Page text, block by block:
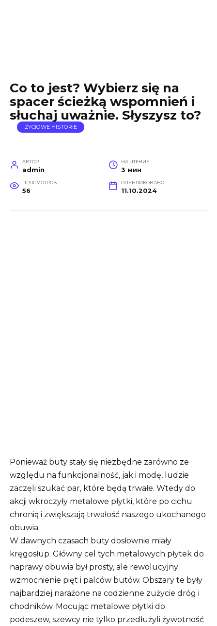
Co to jest? Wybierz się na
spacer ścieżką wspomnień i
słuchaj uważnie. Słyszysz to?
ŻYCIOWE HISTORIE
АВТОР
admin
НА ЧТЕНИЕ
3 мин
ПРОСМОТРОВ
56
ОПУБЛИКОВАНО
11.10.2024
Ponieważ buty stały się niezbędne zarówno ze
względu na funkcjonalność, jak i modę, ludzie
zaczęli szukać par, które będą trwałe. Wtedy do
akcji wkroczyły metalowe płytki, które po cichu
chronią i zwiększają trwałość naszego ukochanego
obuwia.
W dawnych czasach buty dosłownie miały
kręgosłup. Główny cel tych metalowych płytek do
naprawy obuwia był prosty, ale rewolucyjny:
wzmocnienie pięt i palców butów. Obszary te były
najbardziej narażone na codzienne zużycie dróg i
chodników. Mocując metalowe płytki do
podeszew, szewcy nie tylko przedłużyli żywotność